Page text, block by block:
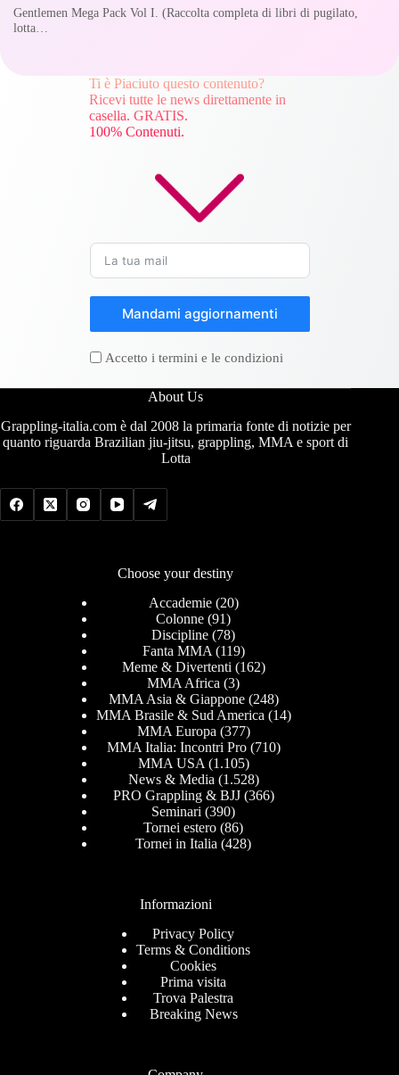
Gentlemen Mega Pack Vol I. (Raccolta completa di libri di pugilato,
lotta…
Ti è Piaciuto questo contenuto?
Ricevi tutte le news direttamente in
casella. GRATIS.
100% Contenuti.
Mandami aggiornamenti
Accetto i termini e le condizioni
About Us
Grappling-italia.com è dal 2008 la primaria fonte di notizie per
quanto riguarda Brazilian jiu-jitsu, grappling, MMA e sport di
Lotta
Choose your destiny
Accademie(20)
Colonne (91)
Discipline (78)
Fanta MMA (119)
Meme & Divertenti (162)
MMA Africa (3)
MMA Asia & Giappone(248)
MMA Brasile & Sud America (14)
MMA Europa (377)
MMA Italia: Incontri Pro(710)
MMA USA (1.105)
News & Media (1.528)
PRO Grappling & BJJ(366)
Seminari (390)
Tornei estero (86)
Tornei in Italia (428)
Informazioni
Privacy Policy
Terms & Conditions
Cookies
Prima visita
Trova Palestra
Breaking News